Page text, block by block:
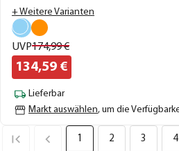
+ Weitere Varianten
UVP174,99€
134,59 €
Lieferbar
Markt auswählen, um die
1 2 3 4